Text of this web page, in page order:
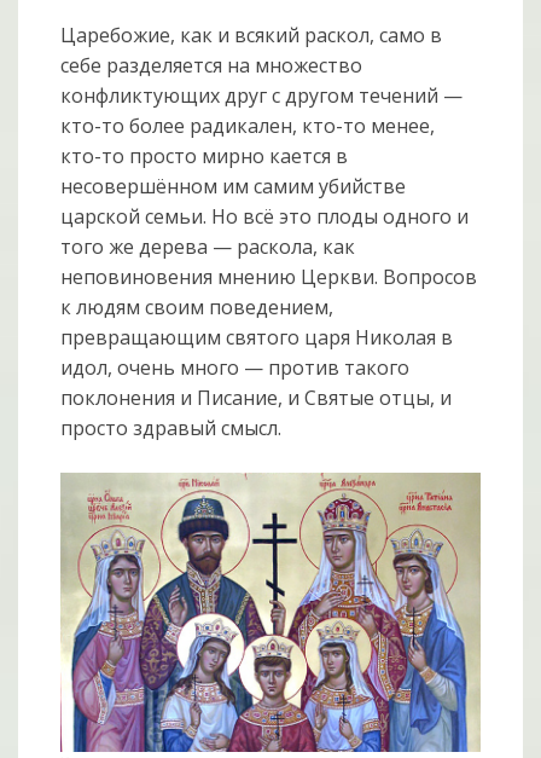
Царебожие, как и всякий раскол, само в
себе разделяется на множество
конфликтующих друг с другом течений —
кто-то более радикален, кто-то менее,
кто-то просто мирно кается в
несовершённом им самим убийстве
царской семьи. Но всё это плоды одного и
того же дерева — раскола, как
неповиновения мнению Церкви. Вопросов
к людям своим поведением,
превращающим святого царя Николая в
идол, очень много — против такого
поклонения и Писание, и Святые отцы, и
просто здравый смысл.